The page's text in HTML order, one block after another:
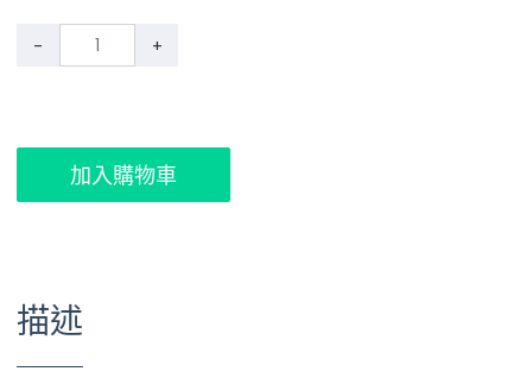
- +
加入購物車
描述